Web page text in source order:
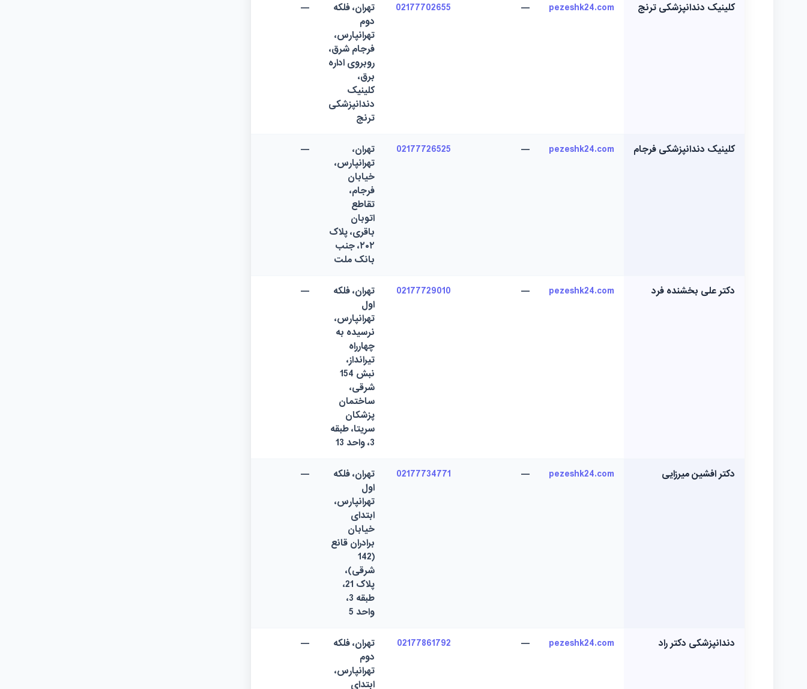
کلینیک دندانپزشکی ترنج pezeshk24.com
—
02177702655
تهران، فلکه
دوم
تهرانپارس،
فرجام شرق،
روبروی اداره
برق،
کلینیک
دندانپزشکی
ترنج
—
کلینیک دندانپزشکی فرجام pezeshk24.com
—
02177726525
تهران،
تهرانپارس،
خیابان‌
فرجام،
تقاطع
اتوبان
باقری، پلاک
۲۰۲، جنب
بانک ملت
—
دکتر علی بخشنده فرد pezeshk24.com
—
02177729010
تهران، فلکه
اول
تهرانپارس،
نرسیده به
چهارراه
تیرانداز،
نبش 154
شرقی،
ساختمان
پزشکان
سریتا، طبقه
3، واحد 13
—
دکتر افشین میرزایی pezeshk24.com
—
02177734771
تهران، فلکه
اول
تهرانپارس،
ابتدای
خیابان
برادران قانع
(142
شرقی)،
پلاک 21،
طبقه 3،
واحد 5
—
دندانپزشکی دکتر راد pezeshk24.com
—
02177861792
تهران، فلکه
دوم
تهرانپارس،
ابتدای
—